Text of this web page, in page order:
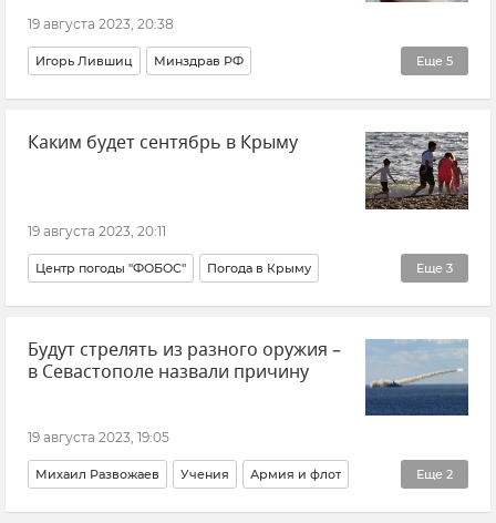
ВСУ (Вооруженные силы Украины)
Василий Малюк
19 августа 2023, 20:38
Еще 5
Игорь Лившиц Минздрав РФ
Государственная Дума РФ
Здравоохранение в России дети ВОЗ
Каким будет сентябрь в Крыму
19 августа 2023, 20:11
Еще 3
Центр погоды "ФОБОС" Погода в Крыму
Крымская погода Евгений Тишковец
Отдых в Крыму
Будут стрелять из разного оружия –
в Севастополе назвали причину
19 августа 2023, 19:05
Еще 2
Михаил Развожаев Учения Армия и флот
Севастополь Новости Крыма